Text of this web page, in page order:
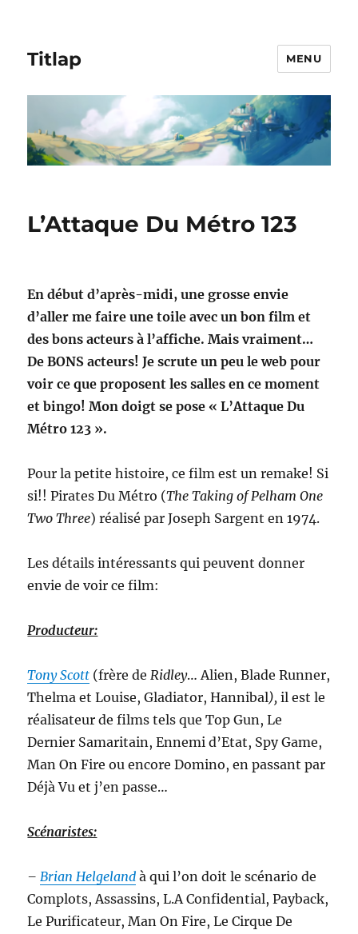
Titlap MENU
L’Attaque Du Métro 123
En début d’après-midi, une grosse envie
d’aller me faire une toile avec un bon film et
des bons acteurs à l’affiche. Mais vraiment…
De BONS acteurs! Je scrute un peu le web pour
voir ce que proposent les salles en ce moment
et bingo! Mon doigt se pose « L’Attaque Du
Métro 123 ».
Pour la petite histoire, ce film est un remake! Si
si!! Pirates Du Métro (The Taking of Pelham One
Two Three) réalisé par Joseph Sargent en 1974.
Les détails intéressants qui peuvent donner
envie de voir ce film:
Producteur:
Tony Scott (frère deRidley… Alien, Blade Runner,
Thelma et Louise, Gladiator, Hannibal), il est le
réalisateur de films tels que Top Gun, Le
Dernier Samaritain, Ennemi d’Etat, Spy Game,
Man On Fire ou encore Domino, en passant par
Déjà Vu et j’en passe…
Scénaristes:
–Brian Helgeland à qui l’on doit le scénario de
Complots, Assassins, L.A Confidential, Payback,
Le Purificateur, Man On Fire, Le Cirque De